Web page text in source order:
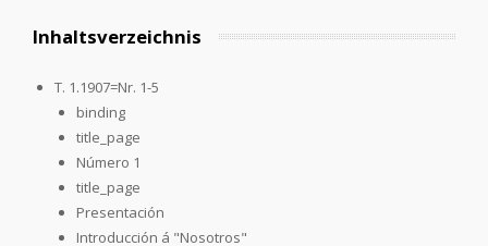
Inhaltsverzeichnis
T. 1.1907=Nr. 1-5
binding
title_page
Número 1
title_page
Presentación
Introducción á "Nosotros"